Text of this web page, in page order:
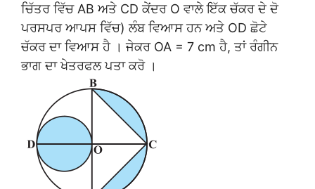
ਚਿੱਤਰ ਵਿੱਚ AB ਅਤੇ CD ਕੇਂਦਰ O ਵਾਲੇ ਇੱਕ ਚੱਕਰ ਦੇ ਦੋ
ਪਰਸਪਰ ਆਪਸ ਵਿੱਚ) ਲੰਬ ਵਿਆਸ ਹਨ ਅਤੇ OD ਛੋਟੇ
ਚੱਕਰ ਦਾ ਵਿਆਸ ਹੈ । ਜੇਕਰ OA = 7 cm ਹੈ, ਤਾਂ ਰੰਗੀਨ
ਭਾਗ ਦਾ ਖੇਤਰਫਲ ਪਤਾ ਕਰੋ ।